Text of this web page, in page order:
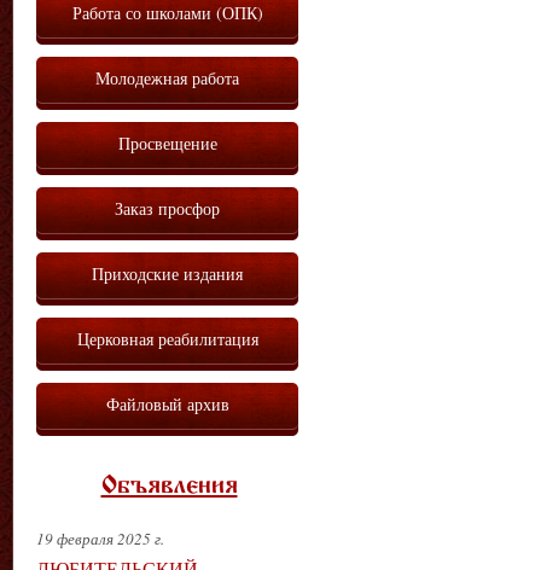
Работа со школами (ОПК)
Молодежная работа
Просвещение
Заказ просфор
Приходские издания
Церковная реабилитация
Файловый архив
Объявления
19 февраля 2025 г.